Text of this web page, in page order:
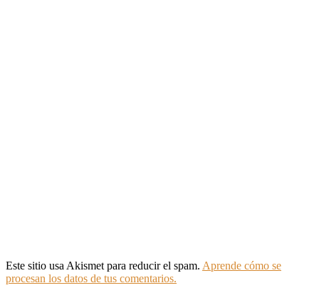
Este sitio usa Akismet para reducir el spam. Aprende cómo se
procesan los datos de tus comentarios.